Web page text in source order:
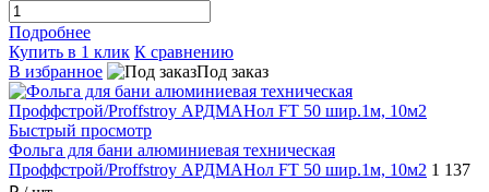
Подробнее
Купить в 1 клик К сравнению
В избранное
Под заказ
Быстрый просмотр
Фольга для бани алюминиевая техническая
Проффстрой/Proffstroy АРДМАНол FT 50 шир.1м, 10м2 1 137